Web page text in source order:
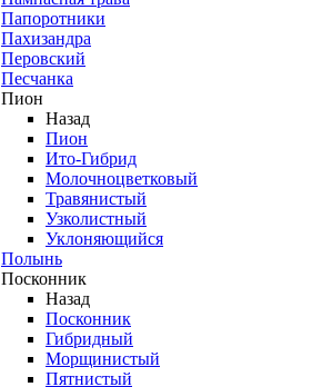
Папоротники
Пахизандра
Перовский
Песчанка
Пион
Назад
Пион
Ито-Гибрид
Молочноцветковый
Травянистый
Узколистный
Уклоняющийся
Полынь
Посконник
Назад
Посконник
Гибридный
Морщинистый
Пятнистый